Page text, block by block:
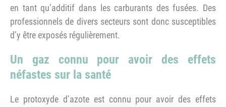
en tant qu’additif dans les carburants des fusées. Des
professionnels de divers secteurs sont donc susceptibles
d’y être exposés régulièrement.
Un gaz connu pour avoir des effets
néfastes sur la santé
Le protoxyde d’azote est connu pour avoir des effets